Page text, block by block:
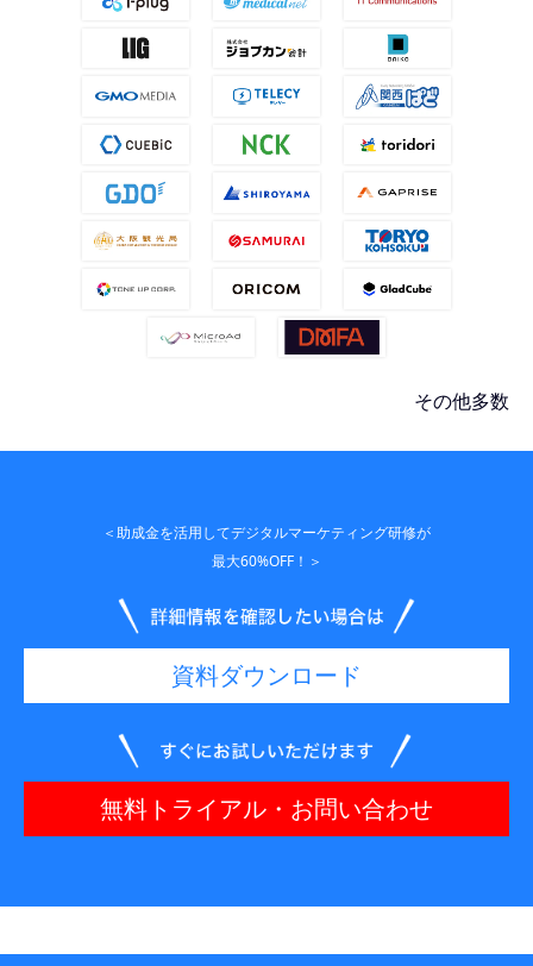
その他多数
＜助成金を活用してデジタルマーケティング研修が
最大60%OFF！＞
資料ダウンロード
無料トライアル・お問い合わせ